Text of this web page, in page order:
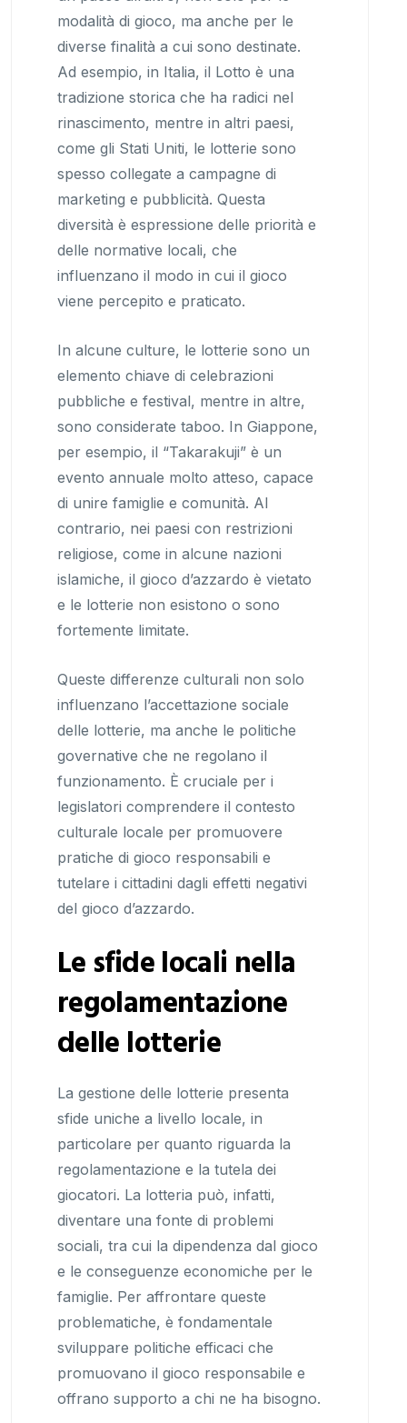
modalità di gioco, ma anche per le
diverse finalità a cui sono destinate.
Ad esempio, in Italia, il Lotto è una
tradizione storica che ha radici nel
rinascimento, mentre in altri paesi,
come gli Stati Uniti, le lotterie sono
spesso collegate a campagne di
marketing e pubblicità. Questa
diversità è espressione delle priorità e
delle normative locali, che
influenzano il modo in cui il gioco
viene percepito e praticato.
In alcune culture, le lotterie sono un
elemento chiave di celebrazioni
pubbliche e festival, mentre in altre,
sono considerate taboo. In Giappone,
per esempio, il “Takarakuji” è un
evento annuale molto atteso, capace
di unire famiglie e comunità. Al
contrario, nei paesi con restrizioni
religiose, come in alcune nazioni
islamiche, il gioco d’azzardo è vietato
e le lotterie non esistono o sono
fortemente limitate.
Queste differenze culturali non solo
influenzano l’accettazione sociale
delle lotterie, ma anche le politiche
governative che ne regolano il
funzionamento. È cruciale per i
legislatori comprendere il contesto
culturale locale per promuovere
pratiche di gioco responsabili e
tutelare i cittadini dagli effetti negativi
del gioco d’azzardo.
Le sfide locali nella
regolamentazione
delle lotterie
La gestione delle lotterie presenta
sfide uniche a livello locale, in
particolare per quanto riguarda la
regolamentazione e la tutela dei
giocatori. La lotteria può, infatti,
diventare una fonte di problemi
sociali, tra cui la dipendenza dal gioco
e le conseguenze economiche per le
famiglie. Per affrontare queste
problematiche, è fondamentale
sviluppare politiche efficaci che
promuovano il gioco responsabile e
offrano supporto a chi ne ha bisogno.